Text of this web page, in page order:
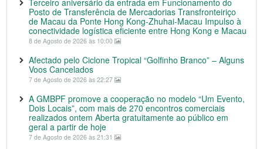
Terceiro aniversário da entrada em Funcionamento do
Posto de Transferência de Mercadorias Transfronteiriço
de Macau da Ponte Hong Kong-Zhuhai-Macau Impulso à
conectividade logística eficiente entre Hong Kong e Macau
8 de Agosto de 2026 às 10:00
Afectado pelo Ciclone Tropical “Golfinho Branco” – Alguns
Voos Cancelados
7 de Agosto de 2026 às 22:27
A GMBPF promove a cooperação no modelo “Um Evento,
Dois Locais”, com mais de 270 encontros comerciais
realizados ontem Aberta gratuitamente ao público em
geral a partir de hoje
7 de Agosto de 2026 às 21:31